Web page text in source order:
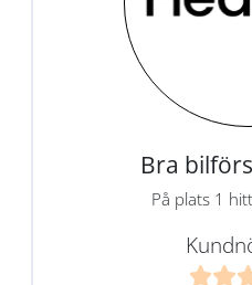
Bra
På plats 1